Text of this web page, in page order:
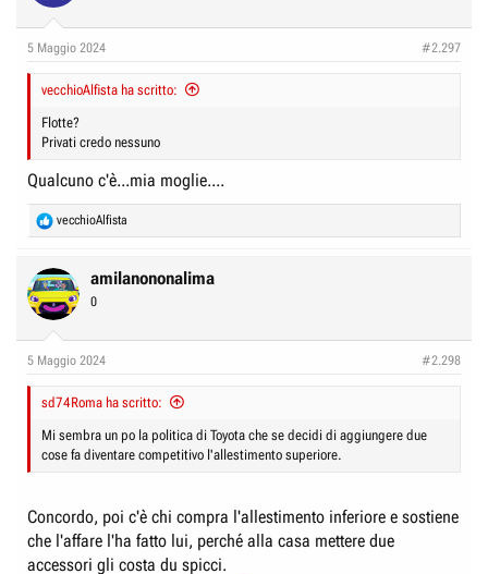
5 Maggio 2024 #2.297
vecchioAlfista ha scritto:
Flotte?
Privati credo nessuno
Qualcuno c'è...mia moglie....
R
e
c
t
i
s
vecchioAlfista
amilanononalima
0
5 Maggio 2024 #2.298
sd74Roma ha scritto:
Mi sembra un po la politica di Toyota che se decidi di aggiungere due
cose fa diventare competitivo l'allestimento superiore.
Concordo, poi c'è chi compra l'allestimento inferiore e sostiene
che l'affare l'ha fatto lui, perché alla casa mettere due
accessori gli costa du spicci.